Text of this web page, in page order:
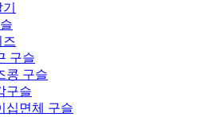
즈
구슬
콩 구슬
구슬
십면체 구슬